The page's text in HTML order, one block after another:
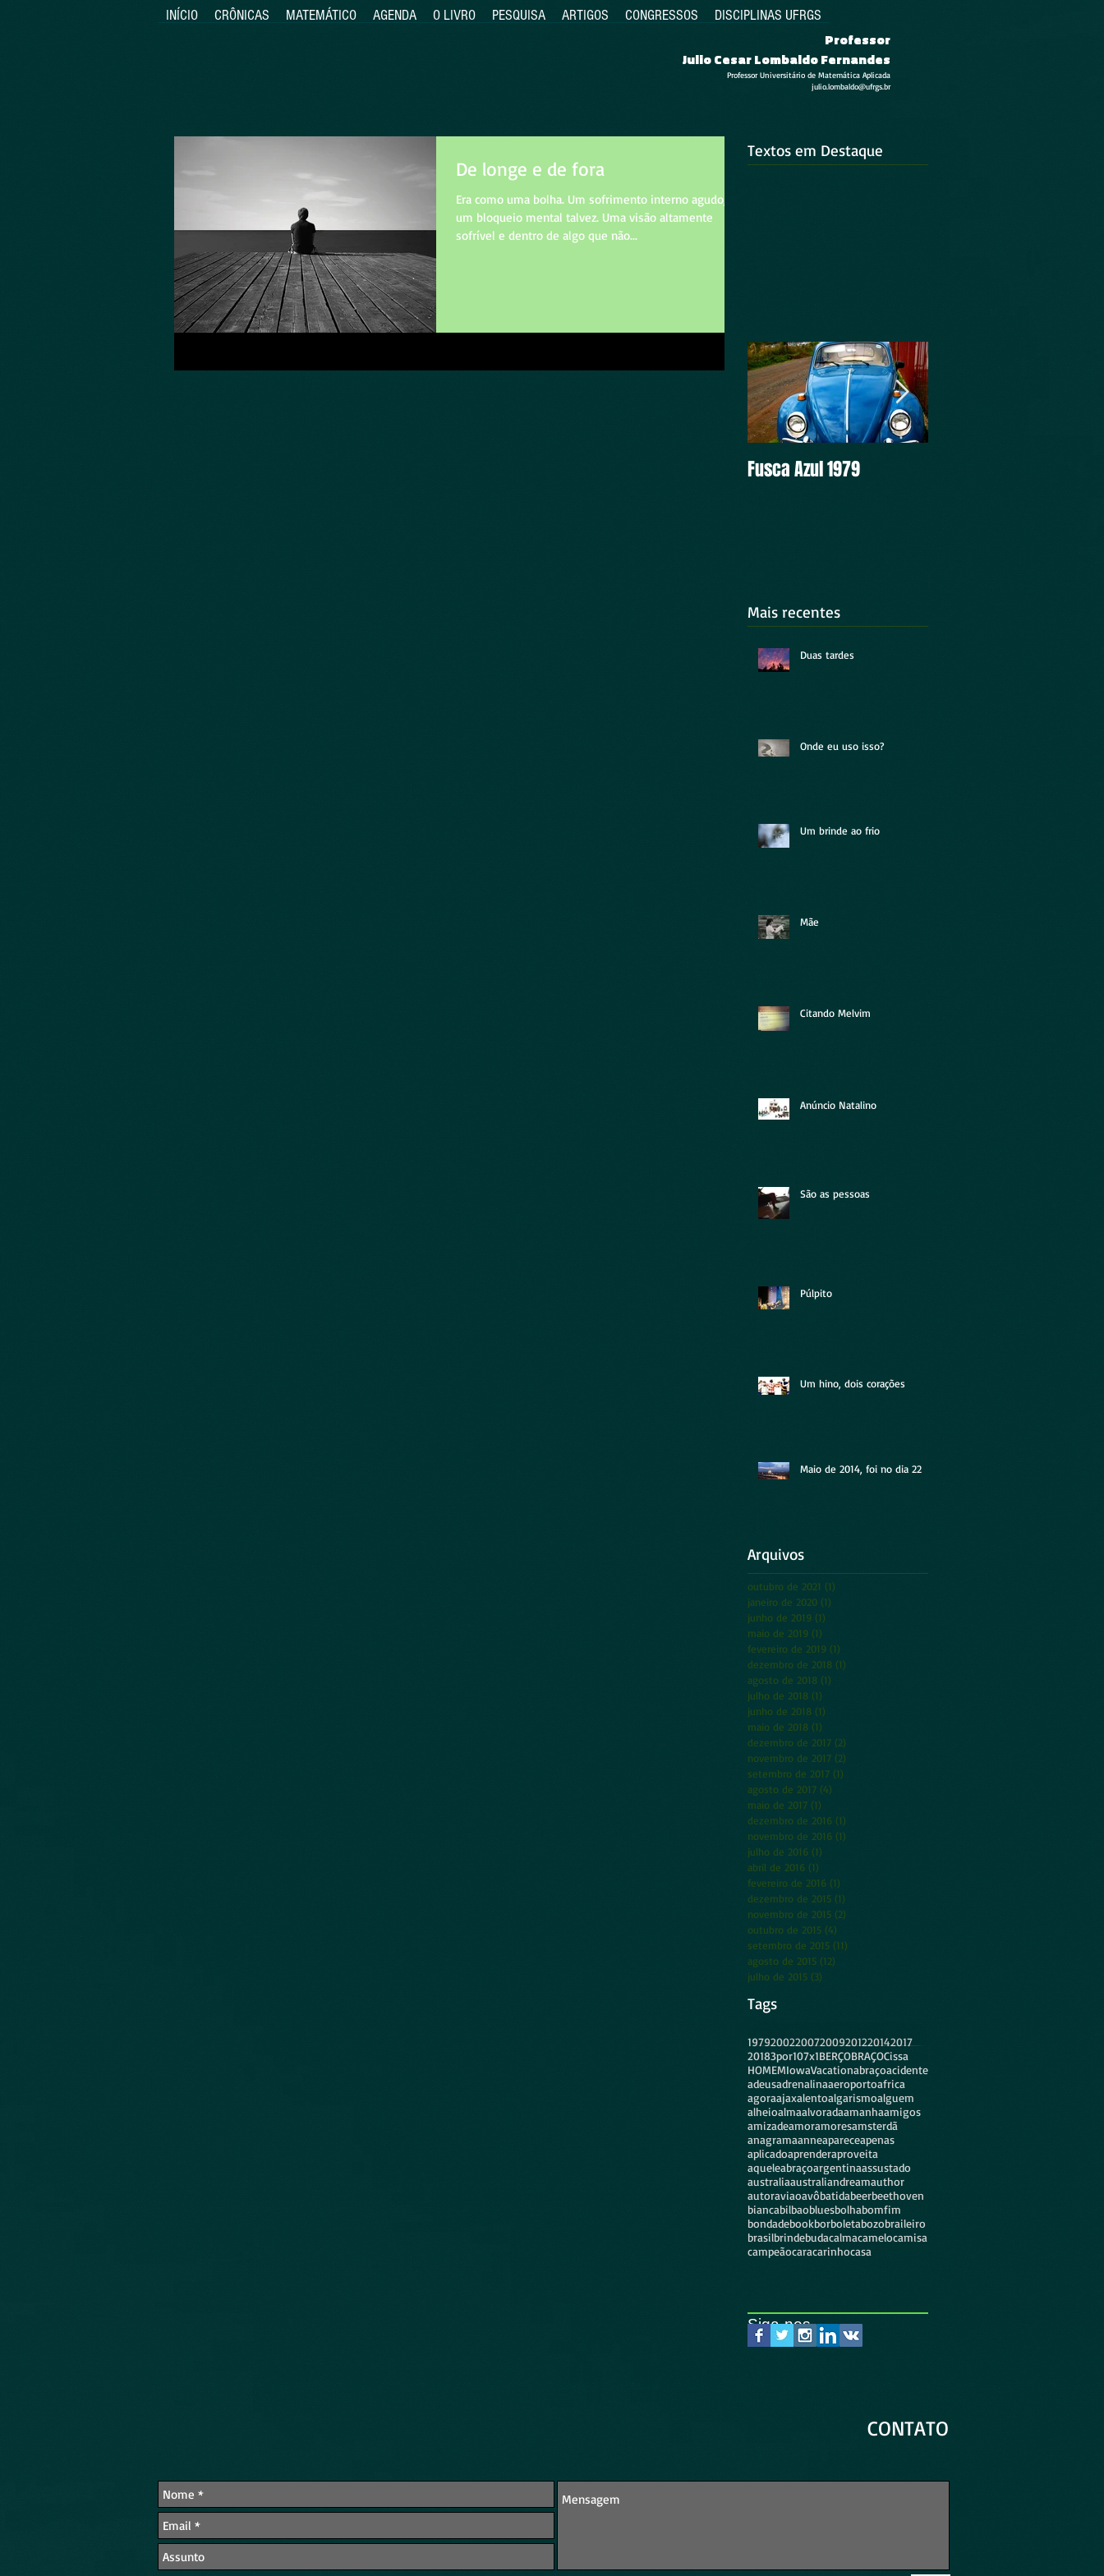
INÍCIO CRÔNICAS MATEMÁTICO AGENDA O LIVRO PESQUISA ARTIGOS CONGRESSOS DISCIPLINAS UFRGS
Professor
Julio Cesar Lombaldo Fernandes
Professor Universitário de Matemática Aplicada
julio.lombaldo@ufrgs.br
De longe e de fora
Era como uma bolha. Um sofrimento interno agudo,
um bloqueio mental talvez. Uma visão altamente
sofrível e dentro de algo que não...
Textos em Destaque
Fusca Azul 1979
Mais recentes
Duas tardes
Onde eu uso isso?
Um brinde ao frio
Mãe
Citando Melvim
Anúncio Natalino
São as pessoas
Púlpito
Um hino, dois corações
Maio de 2014, foi no dia 22
Arquivos
outubro de 2021 (1)
janeiro de 2020 (1)
junho de 2019 (1)
maio de 2019 (1)
fevereiro de 2019 (1)
dezembro de 2018 (1)
agosto de 2018 (1)
julho de 2018 (1)
junho de 2018 (1)
maio de 2018 (1)
dezembro de 2017 (2)
novembro de 2017 (2)
setembro de 2017 (1)
agosto de 2017 (4)
maio de 2017 (1)
dezembro de 2016 (1)
novembro de 2016 (1)
julho de 2016 (1)
abril de 2016 (1)
fevereiro de 2016 (1)
dezembro de 2015 (1)
novembro de 2015 (2)
outubro de 2015 (4)
setembro de 2015 (11)
agosto de 2015 (12)
julho de 2015 (3)
Tags
1979200220072009201220142017
20183por107x1BERÇOBRAÇOCissa
HOMEMIowaVacationabraçoacidente
adeusadrenalinaaeroportoafrica
agoraajaxalentoalgarismoalguem
alheioalmaalvoradaamanhaamigos
amizadeamoramoresamsterdã
anagramaanneapareceapenas
aplicadoaprenderaproveita
aqueleabraçoargentinaassustado
australiaaustraliandreamauthor
autoraviaoavôbatidabeerbeethoven
biancabilbaobluesbolhabomfim
bondadebookborboletabozobraileiro
brasilbrindebudacalmacamelocamisa
campeãocaracarinhocasa
Siga-nos...
CONTATO